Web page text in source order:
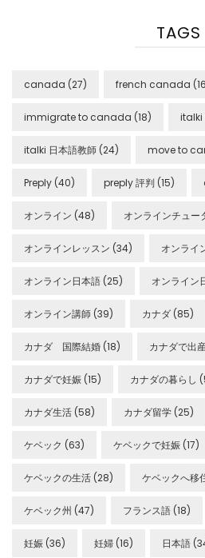
TAGS
canada (27) french canada
immigrate to canada (18) italki
italki 日本語教師 (24) move to
Preply (40) preply 評判 (15)
オンライン (48) オンラインチュー
オンラインレッスン (34) オンライ
オンライン日本語 (25) オンライン
オンライン講師 (39) カナダ (85)
カナダ 国際結婚 (18) カナダで出
カナダで妊娠 (15) カナダの暮らし
カナダ生活 (58) カナダ留学 (25)
ケベック (63) ケベックで妊娠 (17)
ケベックの生活 (28) ケベックへ移
ケベック州 (47) フランス語 (18)
妊娠 (36) 妊婦 (16) 日本語